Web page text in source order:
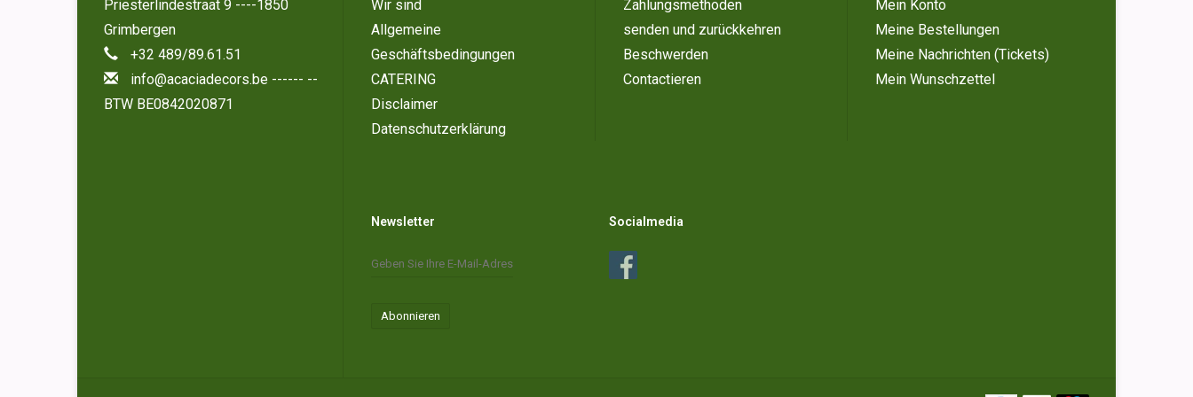
Priesterlindestraat 9 ----1850
Grimbergen
+32 489/89.61.51
info@acaciadecors.be ------ --
BTW BE0842020871
Wir sind
Allgemeine
Geschäftsbedingungen
CATERING
Disclaimer
Datenschutzerklärung
Zahlungsmethoden
senden und zurückkehren
Beschwerden
Contactieren
Mein Konto
Meine Bestellungen
Meine Nachrichten (Tickets)
Mein Wunschzettel
Newsletter
Abonnieren
Socialmedia